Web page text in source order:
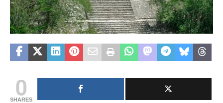
0
SHARES